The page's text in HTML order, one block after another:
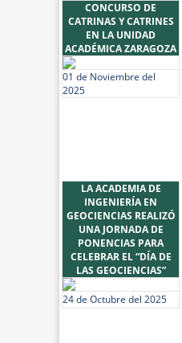
CONCURSO DE
CATRINAS Y CATRINES
EN LA UNIDAD
ACADÉMICA ZARAGOZA
01 de Noviembre del
2025
LA ACADEMIA DE
INGENIERÍA EN
GEOCIENCIAS REALIZÓ
UNA JORNADA DE
PONENCIAS PARA
CELEBRAR EL “DÍA DE
LAS GEOCIENCIAS”
24 de Octubre del 2025